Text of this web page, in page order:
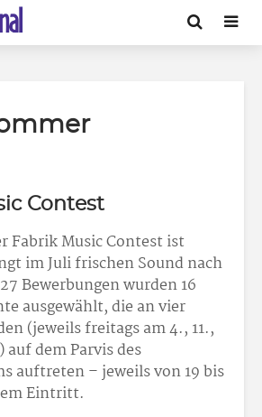
Contest
Fabrik Music Contest ist
im Juli frischen Sound nach
Bewerbungen wurden 16
ausgewählt, die an vier
(jeweils freitags am 4., 11.,
auf dem Parvis des
auftreten – jeweils von 19 bis
Eintritt.